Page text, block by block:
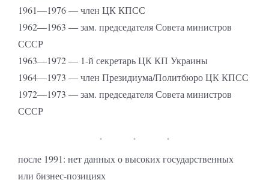
1961—1976 — член ЦК КПСС
1962—1963 — зам. председателя Совета министров
СССР
1963—1972 — 1-й секретарь ЦК КП Украины
1964—1973 — член Президиума/Политбюро ЦК КПСС
1972—1973 — зам. председателя Совета министров
СССР
после 1991: нет данных о высоких государственных
или бизнес-позициях